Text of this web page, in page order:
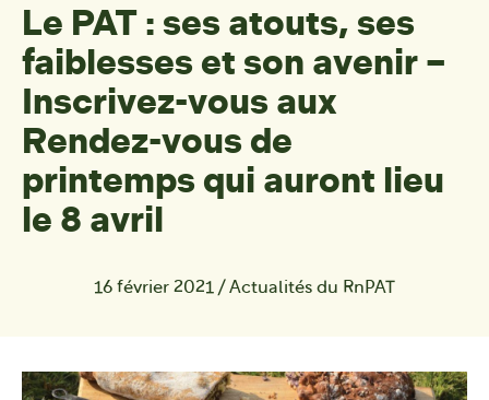
Le PAT : ses atouts, ses
faiblesses et son avenir –
Inscrivez-vous aux
Rendez-vous de
printemps qui auront lieu
le 8 avril
16 février 2021 / Actualités du RnPAT